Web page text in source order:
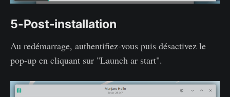
5-Post-installation
Au redémarrage, authentifiez-vous puis désactivez le
pop-up en cliquant sur "Launch ar start".